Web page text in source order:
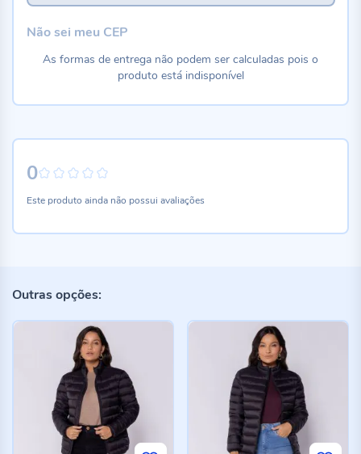
0
Este produto ainda não possui avaliações
Não sei meu CEP
As formas de entrega não podem ser calculadas pois o
produto está indisponível
Outras opções: